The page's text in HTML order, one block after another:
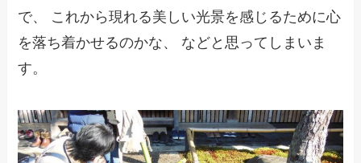
で、 これから現れる美しい光景を感じるために心
を落ち着かせるのかな、 などと思ってしまいま
す。